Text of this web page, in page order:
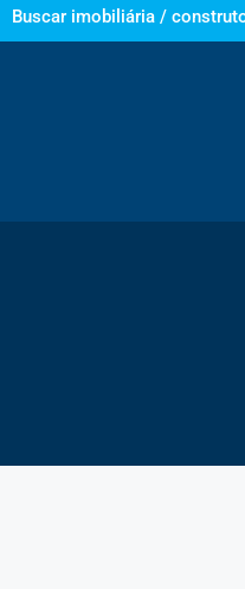
Buscar imobiliária /